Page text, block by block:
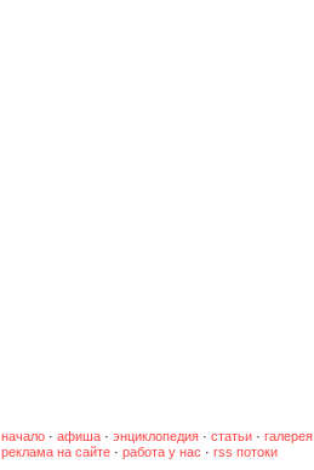
начало · афиша · энциклопедия · статьи · галерея
реклама на сайте · работа у нас · rss потоки